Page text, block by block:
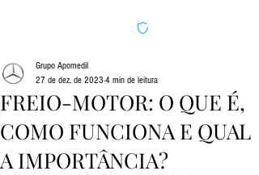
FREIO-MOTOR: O QUE É,
COMO FUNCIONA E QUAL
A IMPORTÂNCIA?
Grupo Apomedil
27 de dez. de 2023 4 min de leitura